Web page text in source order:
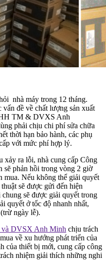
nhà máy trong 12 tháng.
vấn đề về chất lượng sản xuất
TM & DVXS Anh
phải chịu chi phí sửa chữa
thời hạn bảo hành, các phụ
với mức phí hợp lý.
xảy ra lỗi, nhà cung cấp Công
phản hồi trong vòng 2 giờ
mua. Nếu không thể giải quyết
sẽ được gửi đến hiện
sẽ được giải quyết trong
quyết ở tốc độ nhanh nhất,
ngày lễ).
DVSX Anh Minh chịu trách
về xu hướng phát triển của
của thiết bị mới, cung cấp công
nhiệm giải thích những nghi